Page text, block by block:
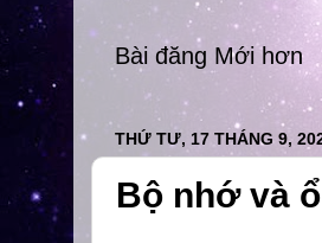
Bài đăng Mới hơn
THỨ TƯ, 17 THÁNG 9,
Bộ nhớ và